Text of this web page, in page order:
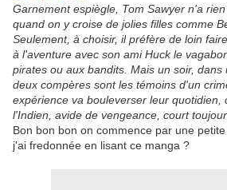
Garnement espiègle, Tom Sawyer n'a
quand on y croise de jolies filles comme
Seulement, à choisir, il préfère de loin
à l'aventure avec son ami Huck le
pirates ou aux bandits. Mais un soir,
deux compères sont les témoins d'un
expérience va bouleverser leur quotidien,
l'Indien, avide de vengeance, court
Bon bon bon on commence par une
j'ai fredonnée en lisant ce manga ?